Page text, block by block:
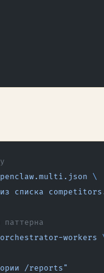
\
списка
orchestrator-workers
/reports"